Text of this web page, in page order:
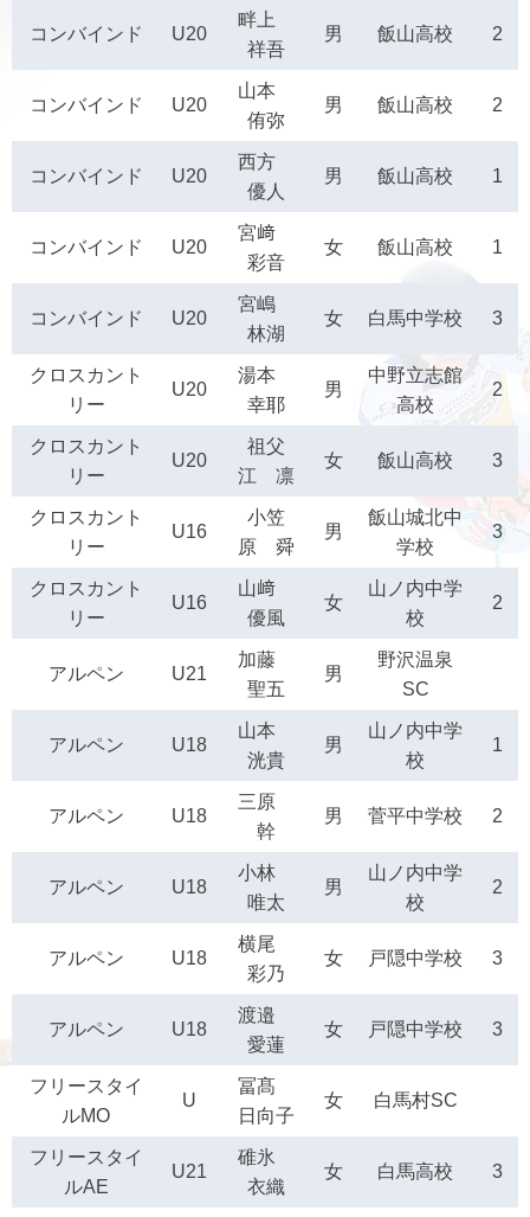
コンバインド U20
畔上
祥吾
男 飯山高校 2
コンバインド U20
山本
侑弥
男 飯山高校 2
コンバインド U20
西方
優人
男 飯山高校 1
コンバインド U20
宮﨑
彩音
女 飯山高校 1
コンバインド U20
宮嶋
林湖
女 白馬中学校 3
クロスカント
リー
U20
湯本
幸耶
男
中野立志館
高校
2
クロスカント
リー
U20
祖父
江 凛
女 飯山高校 3
クロスカント
リー
U16
小笠
原 舜
男
飯山城北中
学校
3
クロスカント
リー
U16
山﨑
優風
女
山ノ内中学
校
2
アルペン U21
加藤
聖五
男
野沢温泉
SC
アルペン U18
山本
洸貴
男
山ノ内中学
校
1
アルペン U18
三原
幹
男 菅平中学校 2
アルペン U18
小林
唯太
男
山ノ内中学
校
2
アルペン U18
横尾
彩乃
女 戸隠中学校 3
アルペン U18
渡邉
愛蓮
女 戸隠中学校 3
フリースタイ
ルMO
U
冨髙
日向子
女 白馬村SC
フリースタイ
ルAE
U21
碓氷
衣織
女 白馬高校 3